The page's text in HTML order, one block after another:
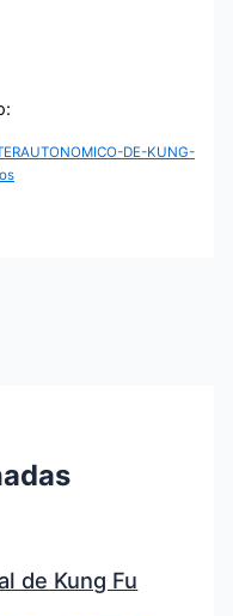
DE-KUNG-
de Kung Fu